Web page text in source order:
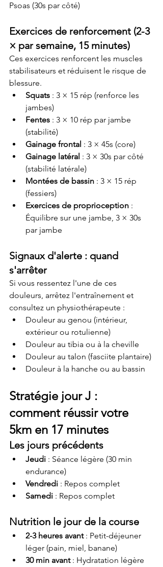
Psoas (30s par côté)
Exercices de renforcement (2-3
× par semaine, 15 minutes)
Ces exercices renforcent les muscles
stabilisateurs et réduisent le risque de
blessure.
Squats : 3 × 15 rép (renforce les
jambes)
Fentes : 3 × 10 rép par jambe
(stabilité)
Gainage frontal : 3 × 45s (core)
Gainage latéral : 3 × 30s par côté
(stabilité latérale)
Montées de bassin : 3 × 15 rép
(fessiers)
Exercices de proprioception :
Équilibre sur une jambe, 3 × 30s
par jambe
Signaux d'alerte : quand
s'arrêter
Si vous ressentez l'une de ces
douleurs, arrêtez l'entraînement et
consultez un physiothérapeute :
Douleur au genou (intérieur,
extérieur ou rotulienne)
Douleur au tibia ou à la cheville
Douleur au talon (fasciite plantaire)
Douleur à la hanche ou au bassin
Stratégie jour J :
comment réussir votre
5km en 17 minutes
Les jours précédents
Jeudi : Séance légère (30 min
endurance)
Vendredi : Repos complet
Samedi : Repos complet
Nutrition le jour de la course
2-3 heures avant : Petit-déjeuner
léger (pain, miel, banane)
30 min avant : Hydratation légère